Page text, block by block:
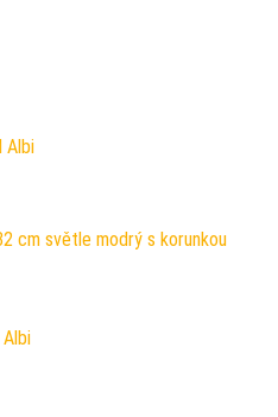
Albi
byla: 149 Kč.
cm světle modrý s korunkou
byla: 99 Kč.
byla: 179 Kč.